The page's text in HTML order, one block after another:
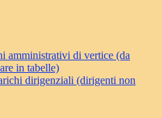
amministrativi di vertice (da
in tabelle)
dirigenziali (dirigenti non